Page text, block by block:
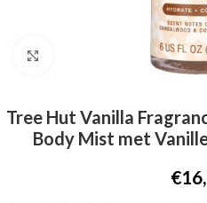
Tree Hut Vanilla
Body Mist met
€